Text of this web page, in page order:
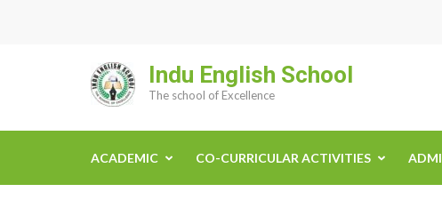
Indu English School
The school of Excellence
ACADEMIC CO-CURRICULAR ACTIVITIES